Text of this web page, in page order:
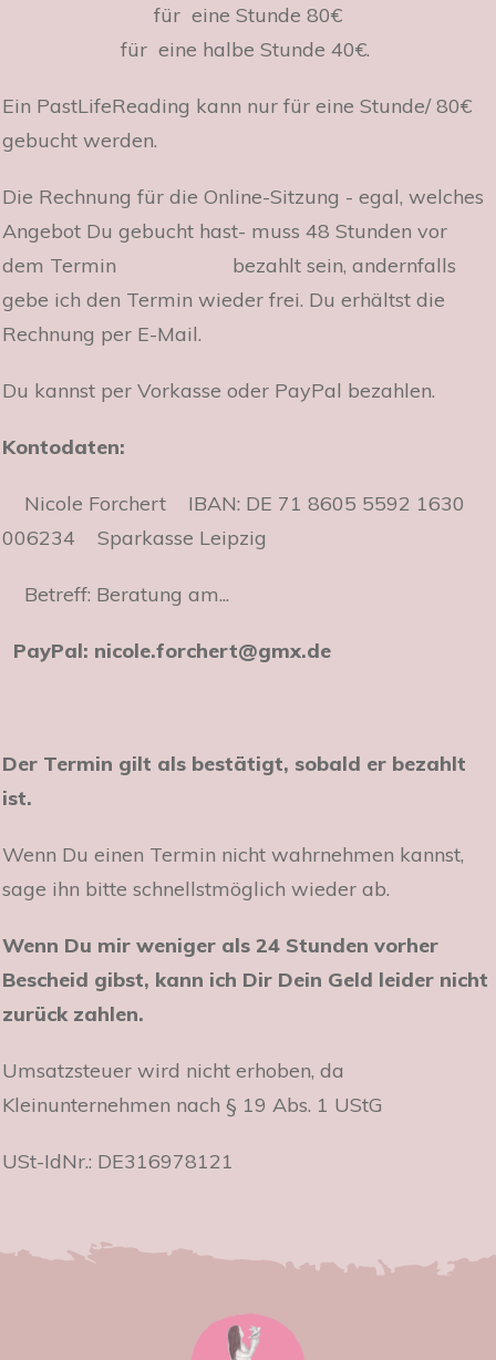
für eine Stunde 80€
für eine halbe Stunde 40€.
Ein PastLifeReading kann nur für eine Stunde/ 80€
gebucht werden.
Die Rechnung für die Online-Sitzung - egal, welches
Angebot Du gebucht hast- muss 48 Stunden vor
dem Termin bezahlt sein, andernfalls
gebe ich den Termin wieder frei. Du erhältst die
Rechnung per E-Mail.
Du kannst per Vorkasse oder PayPal bezahlen.
Kontodaten:
Nicole Forchert IBAN: DE 71 8605 5592 1630
006234 Sparkasse Leipzig
Betreff: Beratung am...
PayPal: nicole.forchert@gmx.de
Der Termin gilt als bestätigt, sobald er bezahlt
ist.
Wenn Du einen Termin nicht wahrnehmen kannst,
sage ihn bitte schnellstmöglich wieder ab.
Wenn Du mir weniger als 24 Stunden vorher
Bescheid gibst, kann ich Dir Dein Geld leider nicht
zurück zahlen.
Umsatzsteuer wird nicht erhoben, da
Kleinunternehmen nach § 19 Abs. 1 UStG
USt-IdNr.: DE316978121